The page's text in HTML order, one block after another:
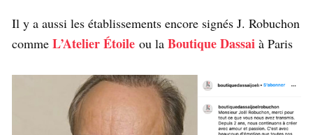
Il y a aussi les établissements encore signés J. Robuchon
comme L’Atelier Étoile ou la Boutique Dassai à Paris